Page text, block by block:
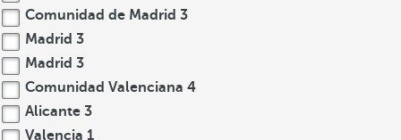
Comunidad de Madrid 3
Madrid 3
Madrid 3
Comunidad Valenciana 4
Alicante 3
Valencia 1